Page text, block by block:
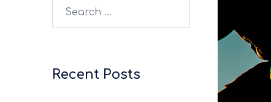
Recent Posts